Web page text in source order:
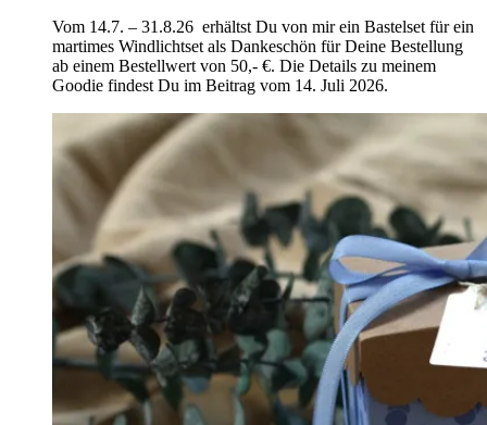
Vom 14.7. – 31.8.26 erhältst Du von mir ein Bastelset für ein
martimes Windlichtset als Dankeschön für Deine Bestellung
ab einem Bestellwert von 50,- €. Die Details zu meinem
Goodie findest Du im Beitrag vom 14. Juli 2026.